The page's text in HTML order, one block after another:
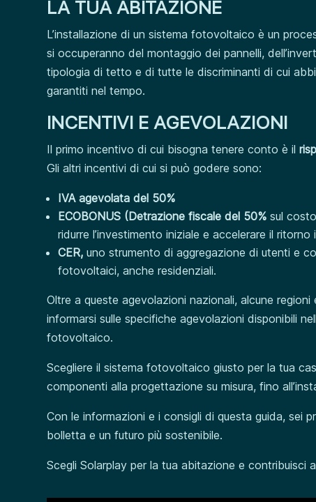
LA TUA ABITAZIONE
L’installazione di un sistema fotovoltaico è un
si occuperanno del montaggio dei pannelli,
tipologia di tetto e di tutte le discriminanti di cui
garantiti nel tempo.
INCENTIVI E AGEVOLAZIONI
Il primo incentivo di cui bisogna tenere conto è il
Gli altri incentivi di cui si può godere sono:
IVA agevolata del 50%
ECOBONUS (Detrazione fiscale del 50% sul
ridurre l’investimento iniziale e accelerare il
CER,uno strumento di aggregazione di utenti e
fotovoltaici, anche residenziali.
Oltre a queste agevolazioni nazionali, alcune
informarsi sulle specifiche agevolazioni disponibili
fotovoltaico.
Scegliere il sistema fotovoltaico giusto per la tua
componenti alla progettazione su misura, fino
Con le informazioni e i consigli di questa guida, sei
bolletta e un futuro più sostenibile.
Scegli Solarplay per la tua abitazione e contribuisci